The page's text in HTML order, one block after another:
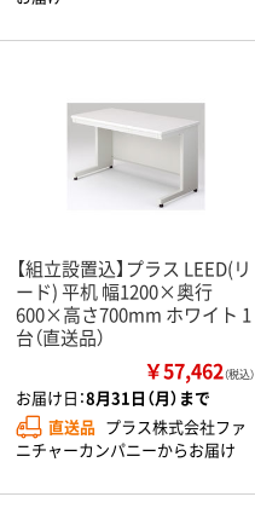
【組立設置込】プラス LEED(リ
ード) 平机 幅1200×奥行
600×高さ700mm ホワイト 1
台（直送品）
￥57,462（税込）
お届け日：8月31日（月）まで
直送品 プラス株式会社ファ
ニチャーカンパニーからお届け